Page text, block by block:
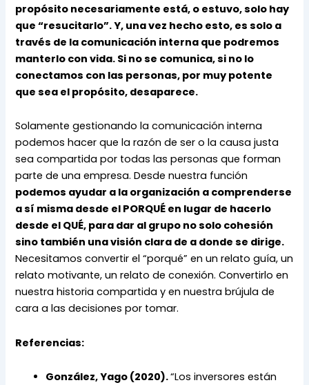
propósito necesariamente está, o estuvo, solo hay
que “resucitarlo”. Y, una vez hecho esto, es solo a
través de la comunicación interna que podremos
manterlo con vida. Si no se comunica, si no lo
conectamos con las personas, por muy potente
que sea el propósito, desaparece.
Solamente gestionando la comunicación interna
podemos hacer que la razón de ser o la causa justa
sea compartida por todas las personas que forman
podemos ayudar a la organización a comprenderse
a sí misma desde el PORQUÉ en lugar de hacerlo
desde el QUÉ, para dar al grupo no solo cohesión
Necesitamos convertir el “porqué” en un relato guía, un
relato motivante, un relato de conexión. Convertirlo en
nuestra historia compartida y en nuestra brújula de
cara a las decisiones por tomar.
Referencias:
González, Yago (2020). “Los inversores están